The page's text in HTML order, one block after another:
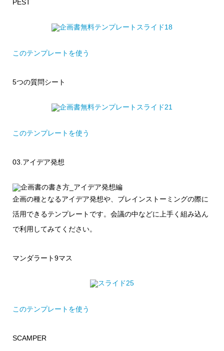
PEST
このテンプレートを使う
5つの質問シート
このテンプレートを使う
03.アイデア発想
企画の種となるアイデア発想や、ブレインストーミングの際に
活用できるテンプレートです。会議の中などに上手く組み込ん
で利用してみてください。
マンダラート9マス
このテンプレートを使う
SCAMPER